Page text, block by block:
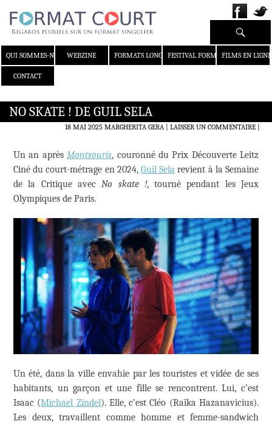
QUI SOMMES-NOUS ?WEBZINE FORMATS LONGS FESTIVAL FORMAT COURT
FILMS EN LIGNE
CONTACT
Recherche
NO SKATE ! DE GUIL SELA
18 MAI 2025 MARGHERITA GERA LAISSER UN COMMENTAIRE|
Un an aprèsMontsouris, couronné du Prix Découverte Leitz
Ciné du court-métrage en 2024, Guil Sela revient à la Semaine
de la Critique avecNo skate !, tourné pendant les Jeux
Olympiques de Paris.
Un été, dans la ville envahie par les touristes et vidée de ses
habitants, un garçon et une fille se rencontrent. Lui, c’est
Isaac (Michael Zindel). Elle, c’est Cléo (Raïka Hazanavicius).
Les deux, travaillent comme homme et femme-sandwich